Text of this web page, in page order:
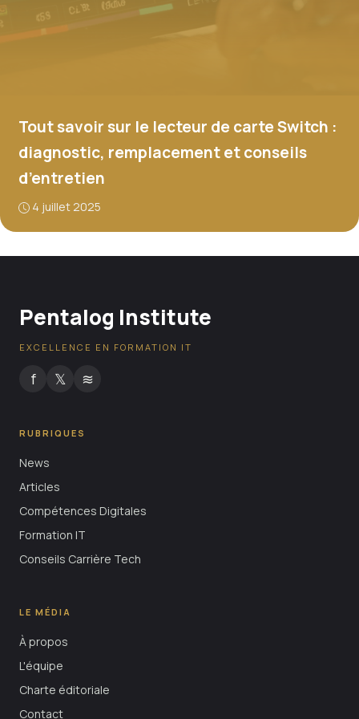
Tout savoir sur le lecteur de carte Switch :
diagnostic, remplacement et conseils
d’entretien
4 juillet 2025
Pentalog Institute
EXCELLENCE EN FORMATION IT
f 𝕏 ≋
RUBRIQUES
News
Articles
Compétences Digitales
Formation IT
Conseils Carrière Tech
LE MÉDIA
À propos
L'équipe
Charte éditoriale
Contact